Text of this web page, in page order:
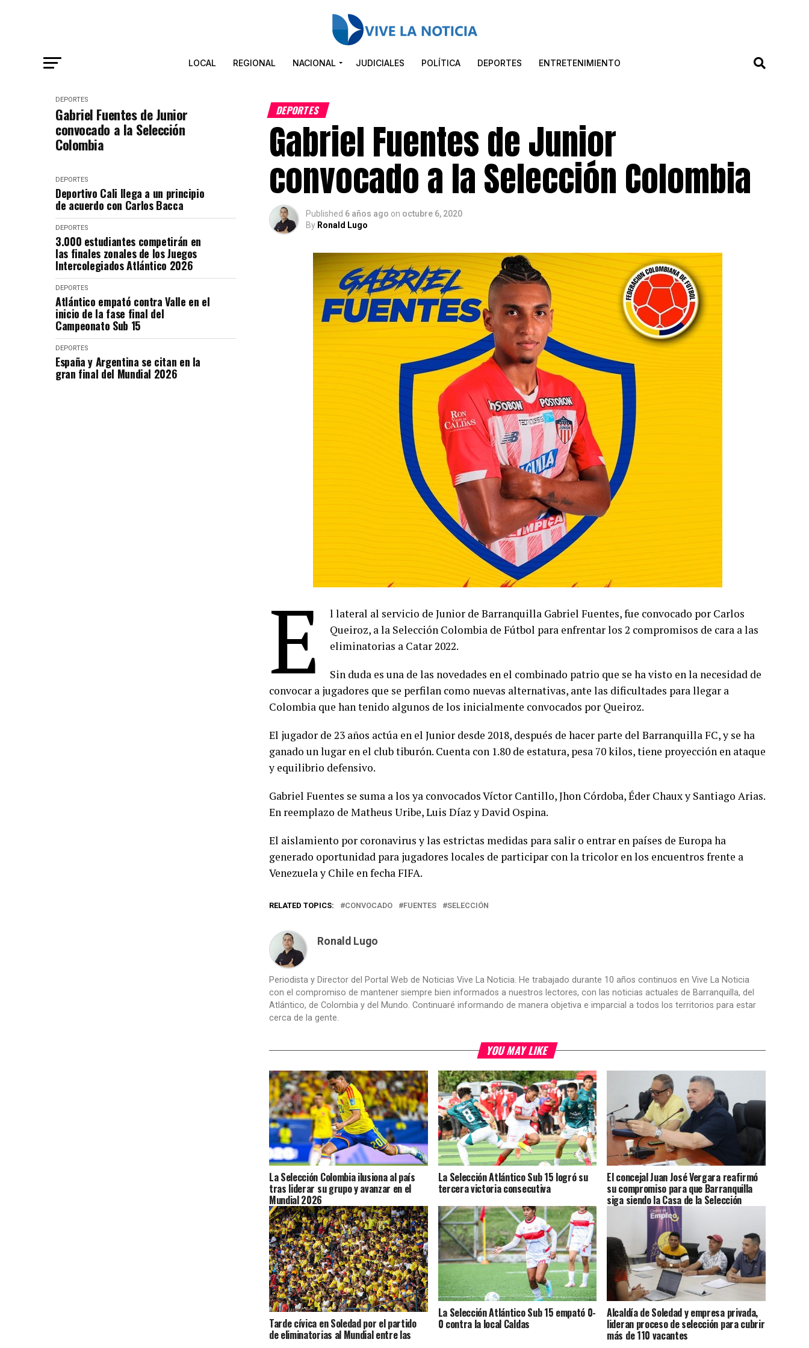
LOCAL REGIONAL NACIONAL JUDICIALES POLÍTICA DEPORTES ENTRETENIMIENTO
DEPORTES
Gabriel Fuentes de Junior
convocado a la Selección
Colombia
DEPORTES
Deportivo Cali llega a un principio
de acuerdo con Carlos Bacca
DEPORTES
3.000 estudiantes competirán en
las finales zonales de los Juegos
Intercolegiados Atlántico 2026
DEPORTES
Atlántico empató contra Valle en el
inicio de la fase final del
Campeonato Sub 15
DEPORTES
España y Argentina se citan en la
gran final del Mundial 2026
DEPORTES
Gabriel Fuentes de Junior
convocado a la Selección Colombia
Published 6 años ago on octubre 6, 2020
By Ronald Lugo
E
l lateral al servicio de Junior de Barranquilla Gabriel Fuentes, fue convocado por Carlos
Queiroz, a la Selección Colombia de Fútbol para enfrentar los 2 compromisos de cara a las
eliminatorias a Catar 2022.
Sin duda es una de las novedades en el combinado patrio que se ha visto en la necesidad de
convocar a jugadores que se perfilan como nuevas alternativas, ante las dificultades para llegar a
Colombia que han tenido algunos de los inicialmente convocados por Queiroz.
El jugador de 23 años actúa en el Junior desde 2018, después de hacer parte del Barranquilla FC, y se ha
ganado un lugar en el club tiburón. Cuenta con 1.80 de estatura, pesa 70 kilos, tiene proyección en ataque
y equilibrio defensivo.
Gabriel Fuentes se suma a los ya convocados Víctor Cantillo, Jhon Córdoba, Éder Chaux y Santiago Arias.
En reemplazo de Matheus Uribe, Luis Díaz y David Ospina.
El aislamiento por coronavirus y las estrictas medidas para salir o entrar en países de Europa ha
generado oportunidad para jugadores locales de participar con la tricolor en los encuentros frente a
Venezuela y Chile en fecha FIFA.
RELATED TOPICS: CONVOCADO FUENTES SELECCIÓN
Ronald Lugo
Periodista y Director del Portal Web de Noticias Vive La Noticia. He trabajado durante 10 años continuos en Vive La Noticia
con el compromiso de mantener siempre bien informados a nuestros lectores, con las noticias actuales de Barranquilla, del
Atlántico, de Colombia y del Mundo. Continuaré informando de manera objetiva e imparcial a todos los territorios para estar
cerca de la gente.
YOU MAY LIKE
La Selección Colombia ilusiona al país
tras liderar su grupo y avanzar en el
Mundial 2026
La Selección Atlántico Sub 15 logró su
tercera victoria consecutiva
El concejal Juan José Vergara reafirmó
su compromiso para que Barranquilla
siga siendo la Casa de la Selección
Tarde cívica en Soledad por el partido
de eliminatorias al Mundial entre las
La Selección Atlántico Sub 15 empató 0-
0 contra la local Caldas
Alcaldía de Soledad y empresa privada,
lideran proceso de selección para cubrir
más de 110 vacantes